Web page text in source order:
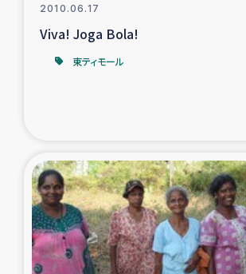
レバノンでのシリア難民への教育
神原ゼミxパルシック
石巻市街地在宅被災者支
復興応援隊の活動
2010.06.17
Viva! Joga Bola!
東ティモール